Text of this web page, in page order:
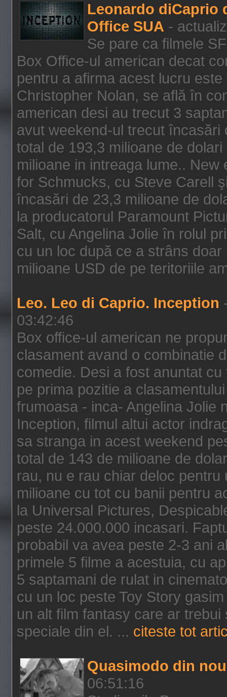
Leonardo diCaprio
Office SUA -
Se pare ca filmele
Box Office-ul american decat
pentru a afirma acest lucru
Christopher Nolan, se află în
american desi au trecut 3
avut weekend-ul trecut încasări
total de 193,3 milioane de
milioane in intreaga lume..
for Schmucks, cu Steve Carell
încasări de 23,3 milioane de
la producatorul Paramount
Salt, cu Angelina Jolie în rolul
cu un loc după ce a strâns
milioane USD de pe teritoriile
Leo. Leo di Caprio. Inception
03:42:46
Box office-ul american ne
clasament avand o combinatie
comedie. Desi a fost anuntat
pe prima pozitie a
frumoasa - inca- Angelina Jolie
Inception, filmul altui actor
sa stranga in acest weekend
total de 143 de milioane de
rau, nu e rau chiar deloc
milioane cu tot cu banii pentru
la Universal Pictures,
peste 24.000.000 incasari.
probabil va avea peste 2-3 ani
primele 5 filme a acestuia, cu
5 saptamani de rulat in
cu un loc peste Toy Story
un alt film fantasy care ar
speciale din el. ... citeste tot
Quasimodo din
06:51:16